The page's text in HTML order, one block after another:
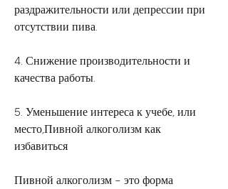
раздражительности или депрессии при
отсутствии пива.
4. Снижение производительности и
качества работы.
5. Уменьшение интереса к учебе, или
место,Пивной алкоголизм как
избавиться
Пивной алкоголизм – это форма